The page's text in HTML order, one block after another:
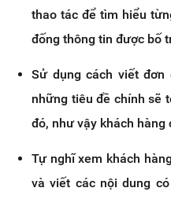
thao tác để tìm hiểu
đống thông tin được bố
Sử dụng cách viết
những tiêu đề chính sẽ
đó, như vậy khách hàng
Tự nghĩ xem khách
và viết các nội dung